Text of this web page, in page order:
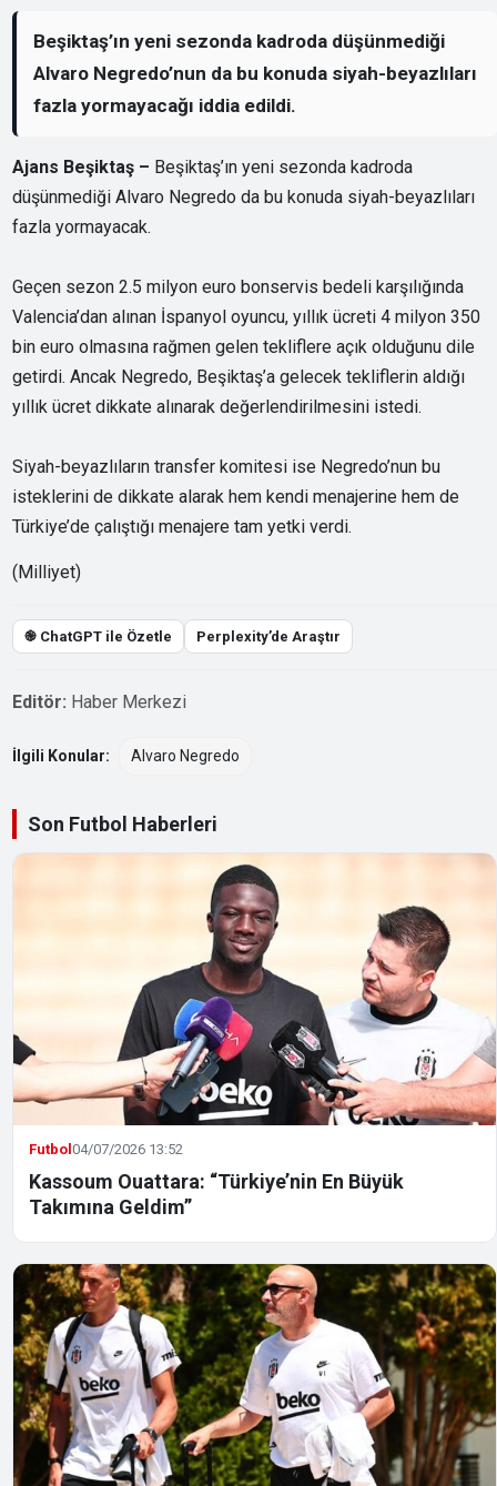
Beşiktaş’ın yeni sezonda kadroda düşünmediği
Alvaro Negredo’nun da bu konuda siyah-beyazlıları
fazla yormayacağı iddia edildi.
Ajans Beşiktaş – Beşiktaş’ın yeni sezonda kadroda
düşünmediği Alvaro Negredo da bu konuda siyah-beyazlıları
fazla yormayacak.
Geçen sezon 2.5 milyon euro bonservis bedeli karşılığında
Valencia’dan alınan İspanyol oyuncu, yıllık ücreti 4 milyon 350
bin euro olmasına rağmen gelen tekliflere açık olduğunu dile
getirdi. Ancak Negredo, Beşiktaş’a gelecek tekliflerin aldığı
yıllık ücret dikkate alınarak değerlendirilmesini istedi.
Siyah-beyazlıların transfer komitesi ise Negredo’nun bu
isteklerini de dikkate alarak hem kendi menajerine hem de
Türkiye’de çalıştığı menajere tam yetki verdi.
(Milliyet)
֎ ChatGPT ile Özetle Perplexity’de Araştır
Editör: Haber Merkezi
İlgili Konular: Alvaro Negredo
Son Futbol Haberleri
Futbol04/07/2026 13:52
Kassoum Ouattara: “Türkiye’nin En Büyük
Takımına Geldim”